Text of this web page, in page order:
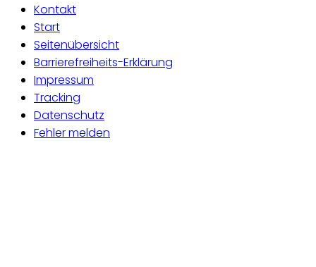
Kontakt
Start
Seitenübersicht
Barrierefreiheits-Erklärung
Impressum
Tracking
Datenschutz
Fehler melden